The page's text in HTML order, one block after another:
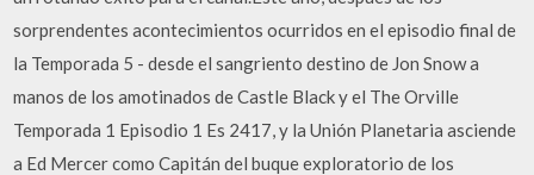
sorprendentes acontecimientos ocurridos en el episodio final de
la Temporada 5 - desde el sangriento destino de Jon Snow a
manos de los amotinados de Castle Black y el The Orville
Temporada 1 Episodio 1 Es 2417, y la Unión Planetaria asciende
a Ed Mercer como Capitán del buque exploratorio de los